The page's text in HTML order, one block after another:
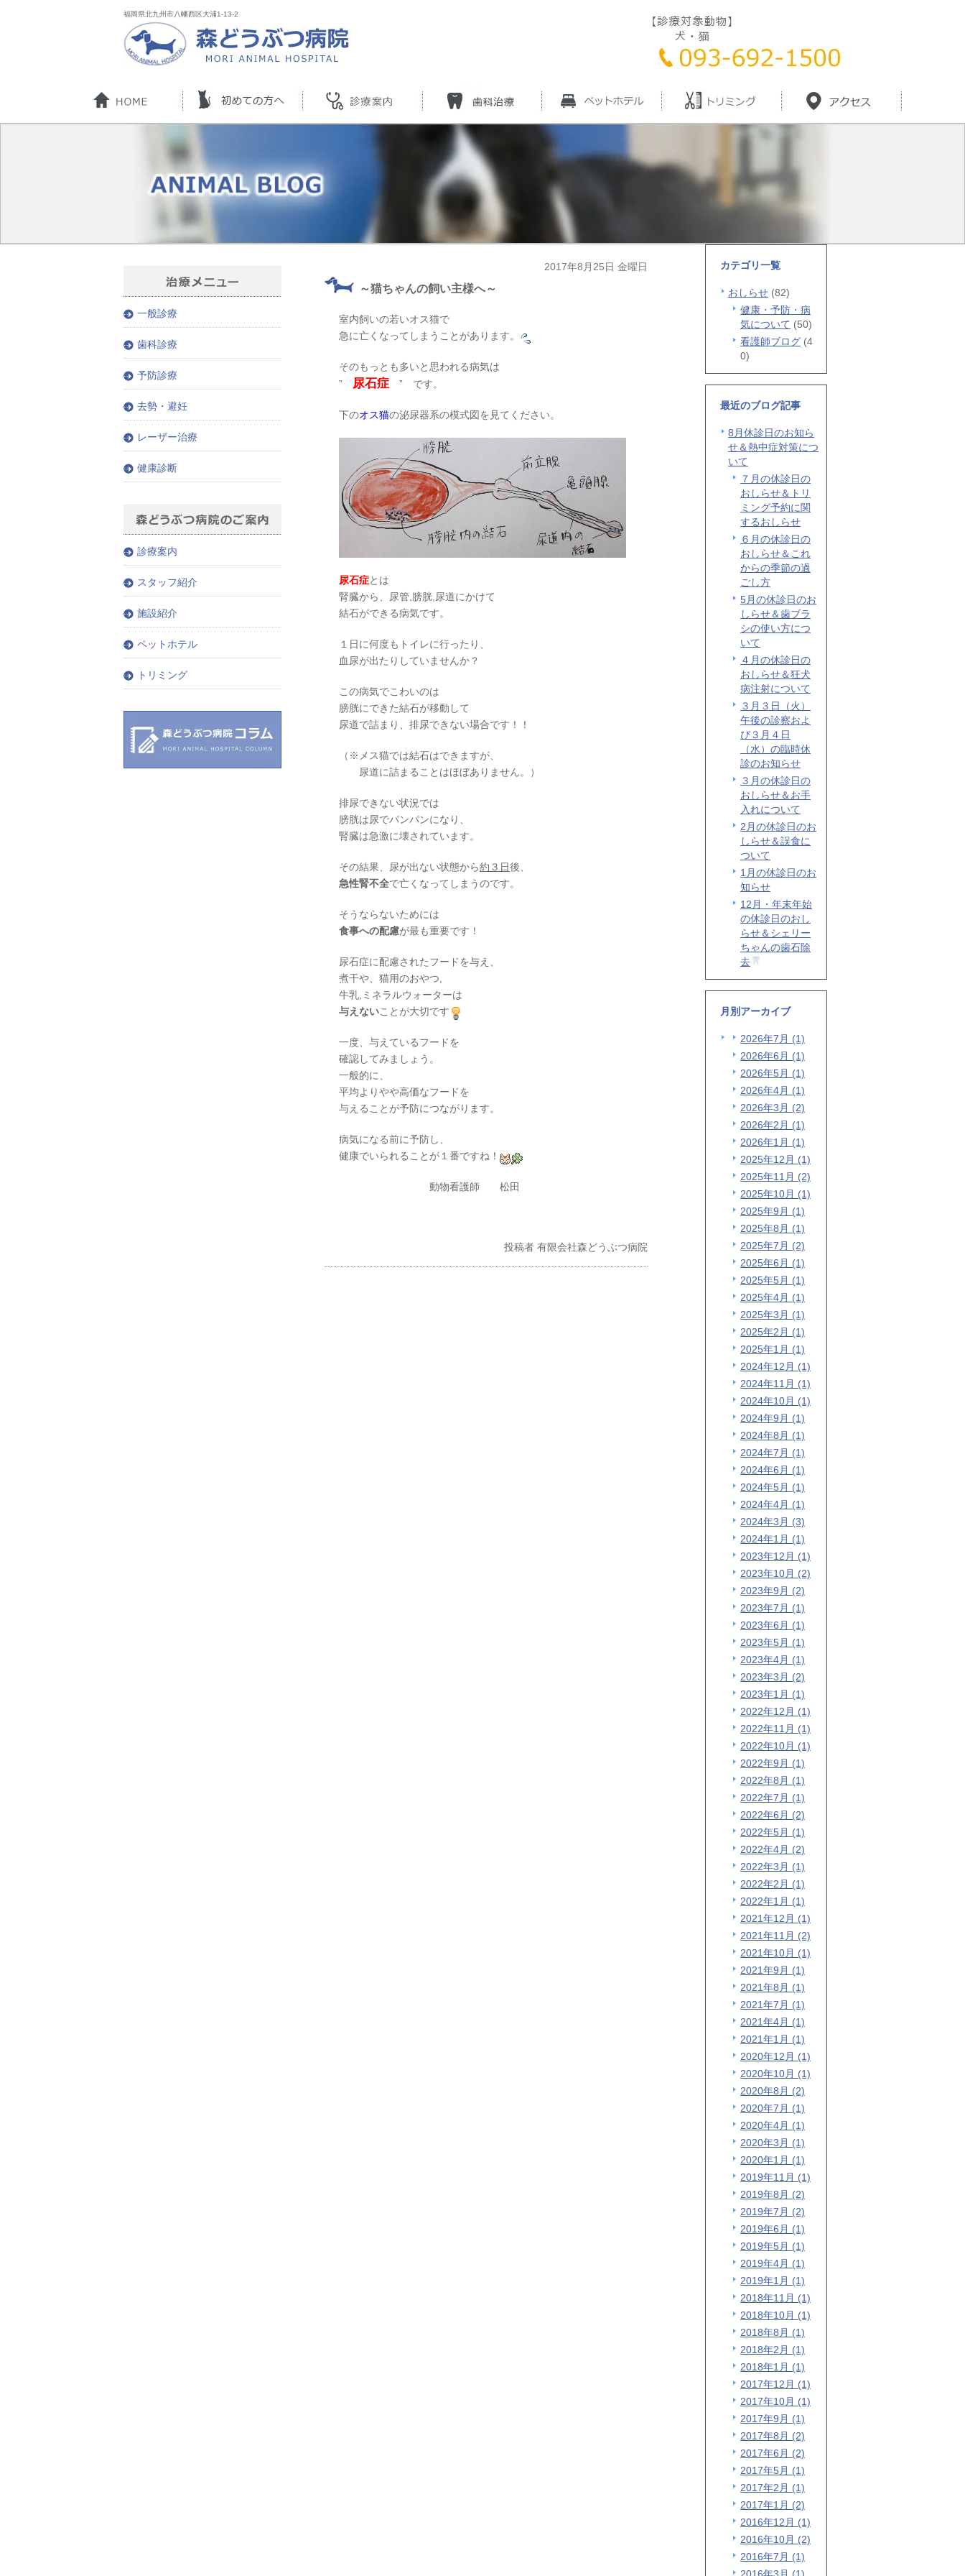
福岡県北九州市八幡西区大浦1-13-2
2017年8月25日 金曜日
～猫ちゃんの飼い主様へ～
室内飼いの若いオス猫で
急に亡くなってしまうことがあります。
そのもっとも多いと思われる病気は
”
尿石症 ” です。
下のオス猫の泌尿器系の模式図を見てください。
尿石症とは
腎臓から、尿管,膀胱,尿道にかけて
結石ができる病気です。
１日に何度もトイレに行ったり、
血尿が出たりしていませんか？
この病気でこわいのは
膀胱にできた結石が移動して
尿道で詰まり、排尿できない場合です！！
（※メス猫では結石はできますが、
尿道に詰まることはほぼありません。）
排尿できない状況では
膀胱は尿でパンパンになり、
腎臓は急激に壊されています。
その結果、尿が出ない状態から約３日後、
急性腎不全で亡くなってしまうのです。
そうならないためには
食事への配慮が最も重要です！
尿石症に配慮されたフードを与え、
煮干や、猫用のおやつ,
牛乳,ミネラルウォーターは
与えないことが大切です
一度、与えているフードを
確認してみましょう。
一般的に、
平均よりやや高価なフードを
与えることが予防につながります。
病気になる前に予防し、
健康でいられることが１番ですね！
動物看護師 松田
投稿者 有限会社森どうぶつ病院
カテゴリ一覧
おしらせ (82)
健康・予防・病
気について (50)
看護師ブログ (4
0)
最近のブログ記事
8月休診日のお知ら
せ＆熱中症対策につ
いて
７月の休診日の
おしらせ＆トリ
ミング予約に関
するおしらせ
６月の休診日の
おしらせ＆これ
からの季節の過
ごし方
5月の休診日のお
しらせ＆歯ブラ
シの使い方につ
いて
４月の休診日の
おしらせ＆狂犬
病注射について
３月３日（火）
午後の診察およ
び３月４日
（水）の臨時休
診のお知らせ
３月の休診日の
おしらせ＆お手
入れについて
2月の休診日のお
しらせ＆誤食に
ついて
1月の休診日のお
知らせ
12月・年末年始
の休診日のおし
らせ＆シェリー
ちゃんの歯石除
去
月別アーカイブ
2026年7月 (1)
2026年6月 (1)
2026年5月 (1)
2026年4月 (1)
2026年3月 (2)
2026年2月 (1)
2026年1月 (1)
2025年12月 (1)
2025年11月 (2)
2025年10月 (1)
2025年9月 (1)
2025年8月 (1)
2025年7月 (2)
2025年6月 (1)
2025年5月 (1)
2025年4月 (1)
2025年3月 (1)
2025年2月 (1)
2025年1月 (1)
2024年12月 (1)
2024年11月 (1)
2024年10月 (1)
2024年9月 (1)
2024年8月 (1)
2024年7月 (1)
2024年6月 (1)
2024年5月 (1)
2024年4月 (1)
2024年3月 (3)
2024年1月 (1)
2023年12月 (1)
2023年10月 (2)
2023年9月 (2)
2023年7月 (1)
2023年6月 (1)
2023年5月 (1)
2023年4月 (1)
2023年3月 (2)
2023年1月 (1)
2022年12月 (1)
2022年11月 (1)
2022年10月 (1)
2022年9月 (1)
2022年8月 (1)
2022年7月 (1)
2022年6月 (2)
2022年5月 (1)
2022年4月 (2)
2022年3月 (1)
2022年2月 (1)
2022年1月 (1)
2021年12月 (1)
2021年11月 (2)
2021年10月 (1)
2021年9月 (1)
2021年8月 (1)
2021年7月 (1)
2021年4月 (1)
2021年1月 (1)
2020年12月 (1)
2020年10月 (1)
2020年8月 (2)
2020年7月 (1)
2020年4月 (1)
2020年3月 (1)
2020年1月 (1)
2019年11月 (1)
2019年8月 (2)
2019年7月 (2)
2019年6月 (1)
2019年5月 (1)
2019年4月 (1)
2019年1月 (1)
2018年11月 (1)
2018年10月 (1)
2018年8月 (1)
2018年2月 (1)
2018年1月 (1)
2017年12月 (1)
2017年10月 (1)
2017年9月 (1)
2017年8月 (2)
2017年6月 (2)
2017年5月 (1)
2017年2月 (1)
2017年1月 (2)
2016年12月 (1)
2016年10月 (2)
2016年7月 (1)
2016年3月 (1)
一般診療
歯科診療
予防診療
去勢・避妊
レーザー治療
健康診断
診療案内
スタッフ紹介
施設紹介
ペットホテル
トリミング